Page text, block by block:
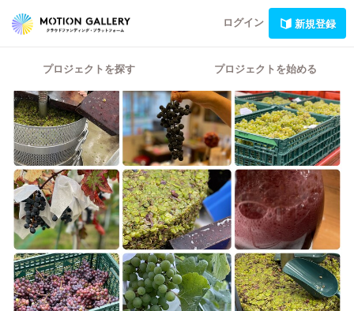
ログイン 新規登録
プロジェクトを探す プロジェクトを始める